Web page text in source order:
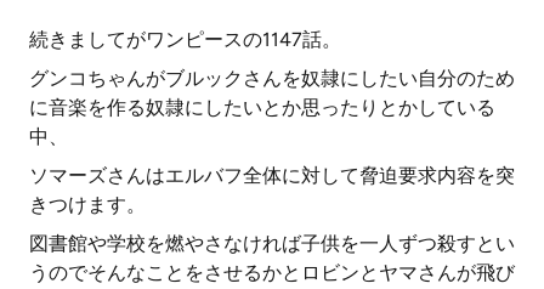
続きましてがワンピースの1147話。
グンコちゃんがブルックさんを奴隷にしたい自分のため
に音楽を作る奴隷にしたいとか思ったりとかしている
中、
ソマーズさんはエルバフ全体に対して脅迫要求内容を突
きつけます。
図書館や学校を燃やさなければ子供を一人ずつ殺すとい
うのでそんなことをさせるかとロビンとヤマさんが飛び